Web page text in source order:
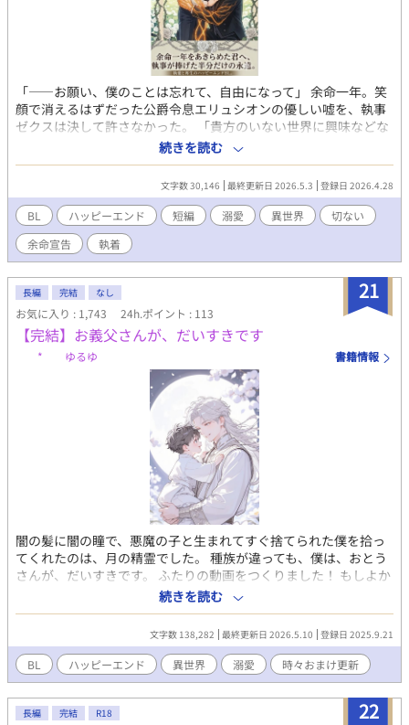
「――お願い、僕のことは忘れて、自由になって」 余命一年。笑
顔で消えるはずだった公爵令息エリュシオンの優しい嘘を、執事
ゼクスは決して許さなかった。 「貴方のいない世界に興味などな
い。私は、魂さえ悪魔に売ったのです」 あきらめたはずの春の陽
だまりで、一度は捨てたはずの明日を共に歩み直すために。 これ
は琥珀色の絆に結ばれた主従が織りなす、執愛と再生の物語 ⚠設
定緩いです。全15話 ⚠表紙はAI生成です
続きを読む
文字数 30,146 最終更新日 2026.5.3 登録日 2026.4.28
BL ハッピーエンド 短編 溺愛 異世界
切ない
余命宣告
執着
21
長編 完結 なし
お気に入り : 1,743 24h.ポイント : 113
【完結】お義父さんが、だいすきです
* ゆるゆ 書籍情報
闇の髪に闇の瞳で、悪魔の子と生まれてすぐ捨てられた僕を拾っ
てくれたのは、月の精霊でした。 種族が違っても、僕は、おとう
さんが、だいすきです。 ふたりの動画をつくりました！ もしよか
ったら、プロフのwebサイトからどうぞです！ 表紙や動画にはAI
を使っていますが、小説にはAIを使っておりません 皆さまの応援
のおかげで『もふもふ獣人に転生したら、最愛の推しに溺愛され
ています』書籍化、心から、ありがとうございます！
続きを読む
文字数 138,282 最終更新日 2026.5.10 登録日 2025.9.21
BL ハッピーエンド 異世界 溺愛 時々おまけ更新
22
長編 完結 R18